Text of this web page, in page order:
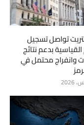
تواصل تسجيل
القياسية بدعم نتائج
وانفراج محتمل في